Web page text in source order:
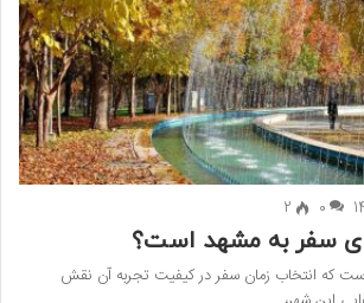
0
2
سفر به مشهد است؟
که انتخاب زمان سفر در کیفیت تجربه آن نقش